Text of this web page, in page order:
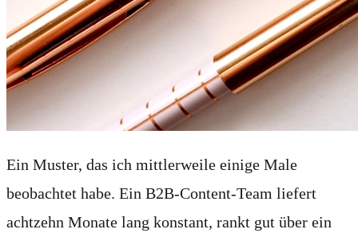
Ein Muster, das ich mittlerweile einige Male
beobachtet habe. Ein B2B-Content-Team liefert
achtzehn Monate lang konstant, rankt gut über ein